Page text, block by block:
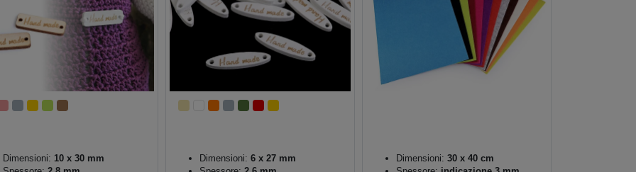
Dimensioni: 10 x 30 mm
Dimensioni: 6 x 27 mm
Dimensioni: 30 x 40 cm